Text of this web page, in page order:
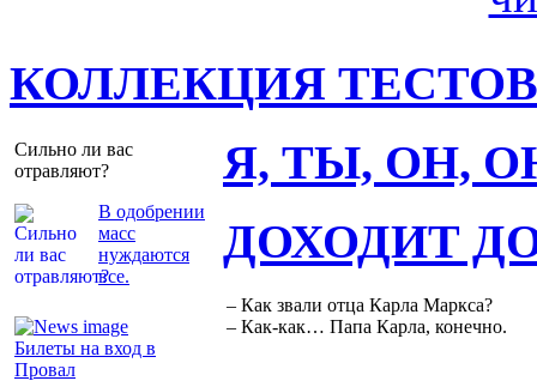
КОЛЛЕКЦИЯ ТЕСТОВ
Сильно ли вас
отравляют?
В одобрении
масс
нуждаются
все.
Я, ТЫ, ОН,
Билеты на вход в
Провал
ДОХОДИТ
– Как звали отца Карла Маркса?
– Как-как… Папа Карла, конечно.